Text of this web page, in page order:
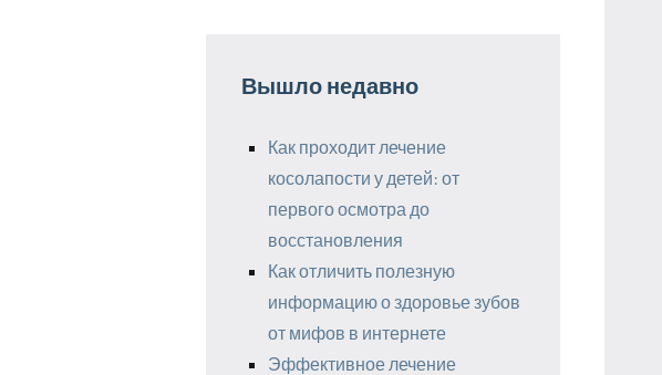
Вышло недавно
Как проходит лечение
косолапости у детей: от
первого осмотра до
восстановления
Как отличить полезную
информацию о здоровье зубов
от мифов в интернете
Эффективное лечение